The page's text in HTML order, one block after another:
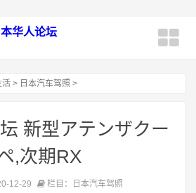
华人论坛
活 > 日本汽车驾照 >
新型アテンザクー
,次期RX
12-29 栏目：日本汽车驾照